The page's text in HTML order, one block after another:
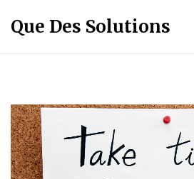
Que Des Solutions